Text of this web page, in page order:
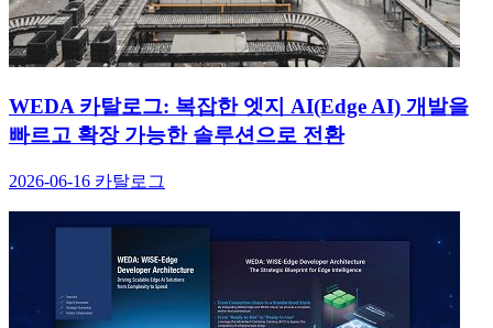
WEDA 카탈로그: 복잡한 엣지 AI(Edge AI) 개발을
빠르고 확장 가능한 솔루션으로 전환
2026-06-16 카탈로그